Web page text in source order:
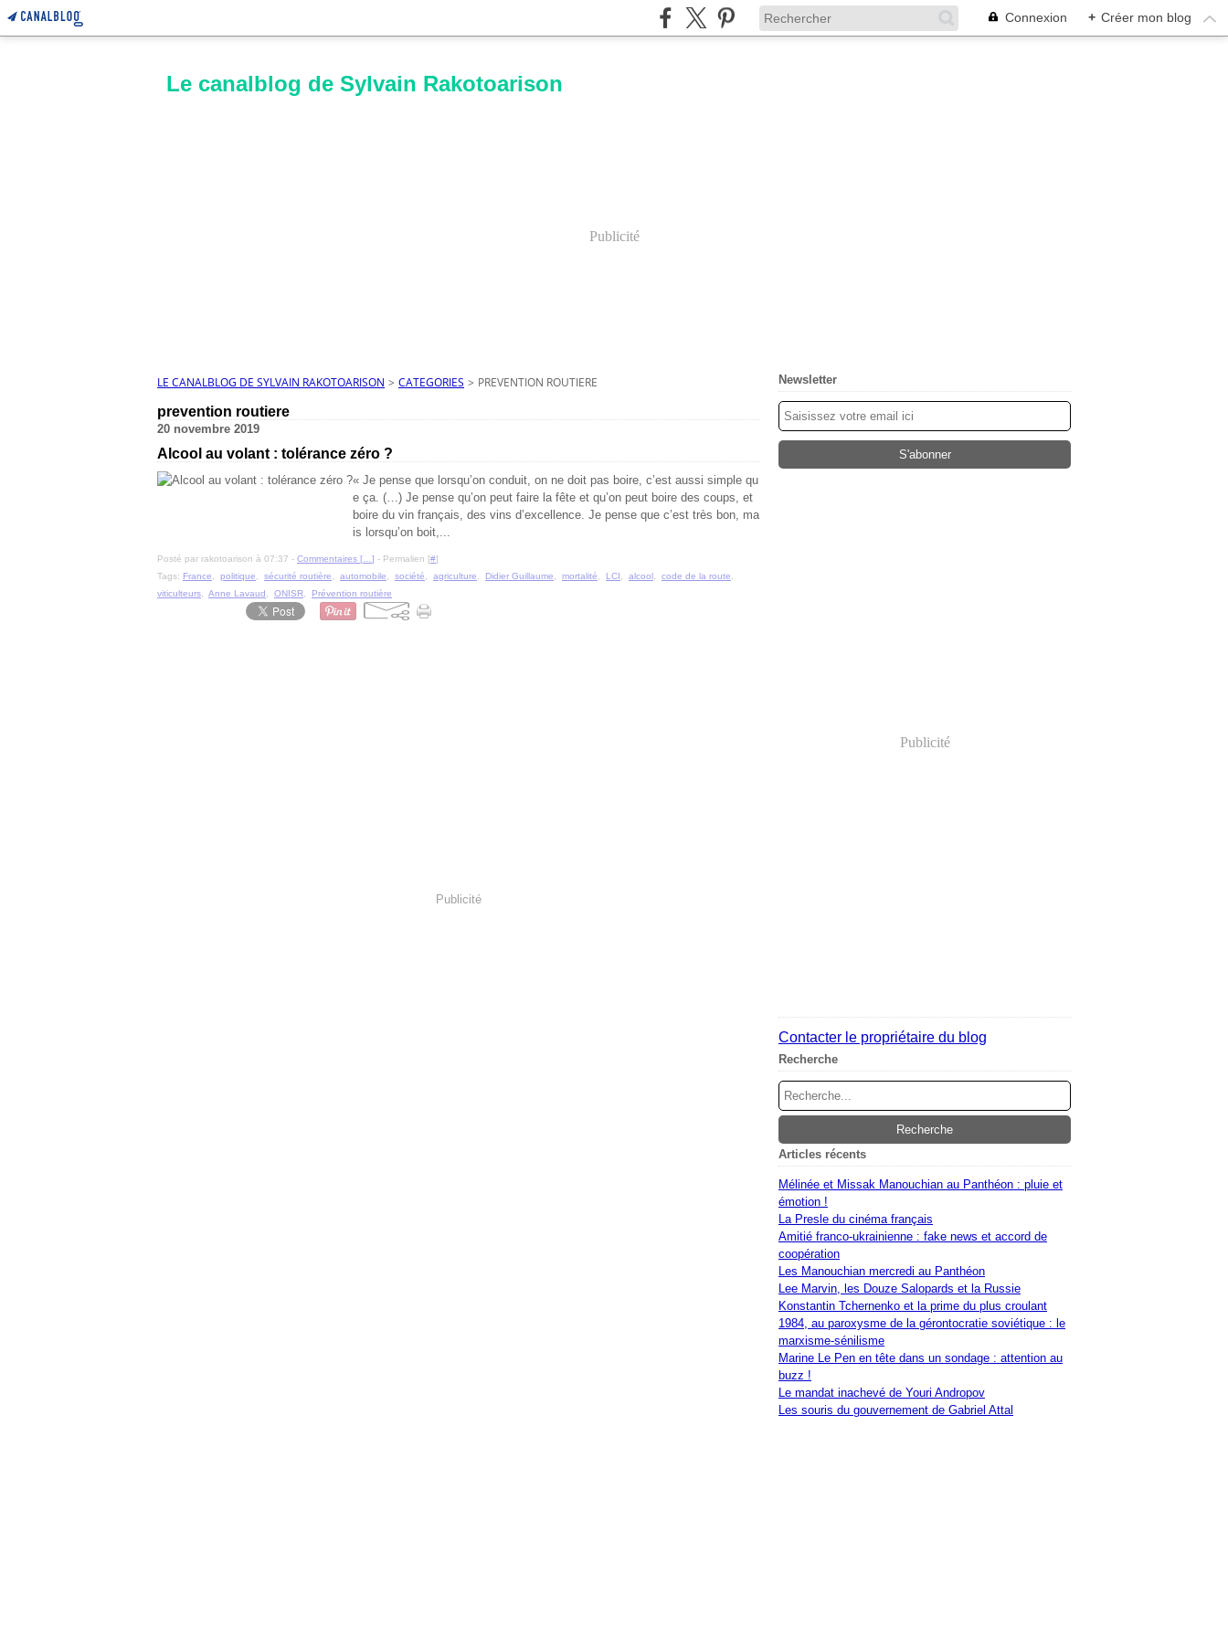
Connexion + Créer mon blog
Le canalblog de Sylvain Rakotoarison
Publicité
LE CANALBLOG DE SYLVAIN RAKOTOARISON > CATEGORIES > PREVENTION ROUTIERE
prevention routiere
20 novembre 2019
Alcool au volant : tolérance zéro ?
« Je pense que lorsqu’on conduit, on ne doit pas boire, c’est aussi simple qu
e ça. (…) Je pense qu’on peut faire la fête et qu’on peut boire des coups, et
boire du vin français, des vins d’excellence. Je pense que c’est très bon, ma
is lorsqu’on boit,...
Posté par rakotoarison à 07:37 - Commentaires [ ] - Permalien [#]
Tags: France politique sécurité routière automobile société agriculture Didier Guillaume mortalité LCI alcool code de la route
viticulteurs
Anne Lavaud ONISR Prévention routière
Publicité
Newsletter
Publicité
Contacter le propriétaire du blog
Recherche
Articles récents
Mélinée et Missak Manouchian au Panthéon : pluie et
émotion !
La Presle du cinéma français
Amitié franco-ukrainienne : fake news et accord de
coopération
Les Manouchian mercredi au Panthéon
Lee Marvin, les Douze Salopards et la Russie
Konstantin Tchernenko et la prime du plus croulant
1984, au paroxysme de la gérontocratie soviétique : le
marxisme-sénilisme
Marine Le Pen en tête dans un sondage : attention au
buzz !
Le mandat inachevé de Youri Andropov
Les souris du gouvernement de Gabriel Attal